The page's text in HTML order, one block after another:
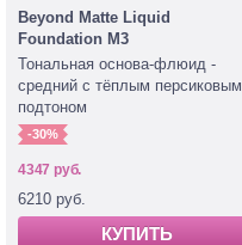
Beyond Matte Liquid
Foundation M3
Тональная основа-флюид -
средний с тёплым персиковым
подтоном
-30%
4347 руб.
6210 руб.
КУПИТЬ